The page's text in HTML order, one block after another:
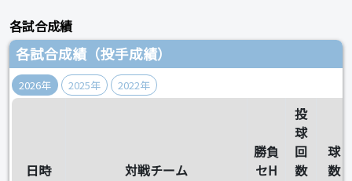
各試合成績
各試合成績（投手成績）
2026年 2025年 2022年
日時 対戦チーム
勝負
セH
投
球
回
数
球
数